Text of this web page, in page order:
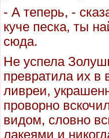
- А теперь, -
куче песка, ты
сюда.
Не успела
превратила их в
ливреи,
проворно
видом, словно
лакеями и